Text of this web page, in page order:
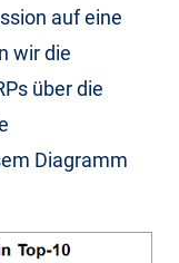
auf eine
wir die
über die
Diagramm